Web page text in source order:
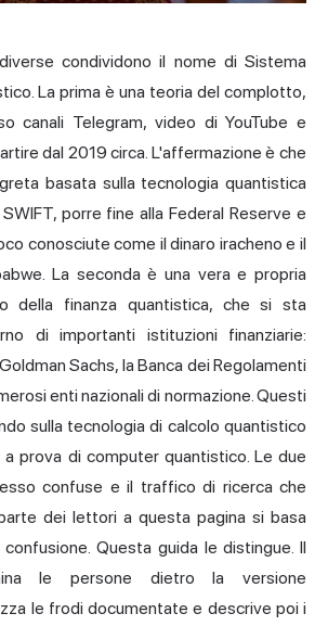
condividono il nome di Sistema
La prima è una teoria del complotto,
canali Telegram, video di YouTube e
dal 2019 circa. L'affermazione è che
basata sulla tecnologia quantistica
porre fine alla Federal Reserve e
conosciute come il dinaro iracheno e il
La seconda è una vera e propria
della finanza quantistica, che si sta
di importanti istituzioni finanziarie:
Sachs, la Banca dei Regolamenti
enti nazionali di normazione. Questi
sulla tecnologia di calcolo quantistico
prova di computer quantistico. Le due
confuse e il traffico di ricerca che
dei lettori a questa pagina si basa
Questa guida le distingue. Il
le persone dietro la versione
le frodi documentate e descrive poi i